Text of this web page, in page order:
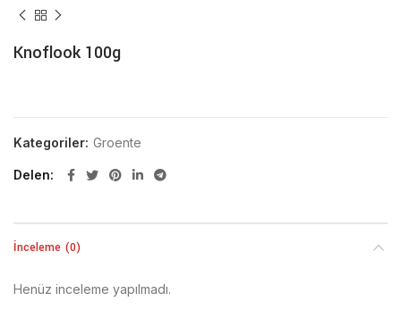
Knoflook 100g
Kategoriler: Groente
Delen
İnceleme (0)
Henüz inceleme yapılmadı.